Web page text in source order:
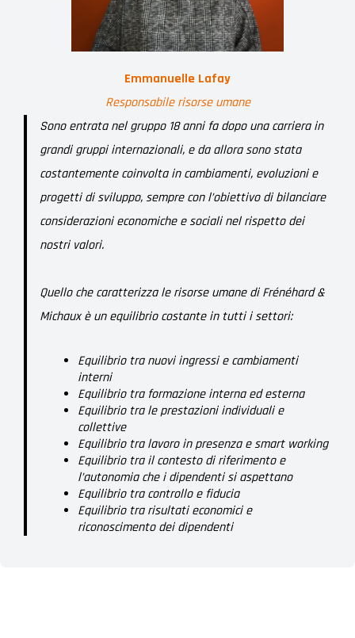
Emmanuelle Lafay
Responsabile risorse umane
Sono entrata nel gruppo 18 anni fa dopo una carriera in
grandi gruppi internazionali, e da allora sono stata
costantemente coinvolta in cambiamenti, evoluzioni e
progetti di sviluppo, sempre con l’obiettivo di bilanciare
considerazioni economiche e sociali nel rispetto dei
nostri valori.
Quello che caratterizza le risorse umane di Frénéhard &
Michaux è un equilibrio costante in tutti i settori:
Equilibrio tra nuovi ingressi e cambiamenti
interni
Equilibrio tra formazione interna ed esterna
Equilibrio tra le prestazioni individuali e
collettive
Equilibrio tra lavoro in presenza e smart working
Equilibrio tra il contesto di riferimento e
l’autonomia che i dipendenti si aspettano
Equilibrio tra controllo e fiducia
Equilibrio tra risultati economici e
riconoscimento dei dipendenti